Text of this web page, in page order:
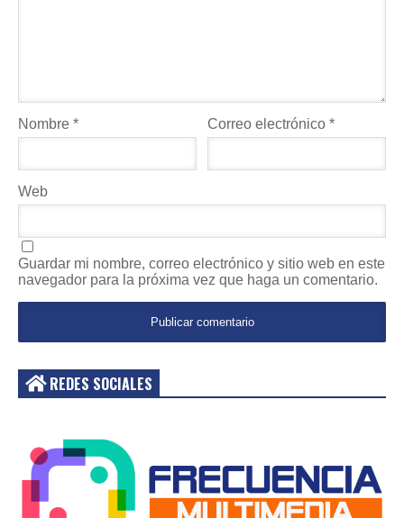
Nombre * Correo electrónico*
Web
Guardar mi nombre, correo electrónico y sitio web en este
navegador para la próxima vez que haga un comentario.
REDES SOCIALES